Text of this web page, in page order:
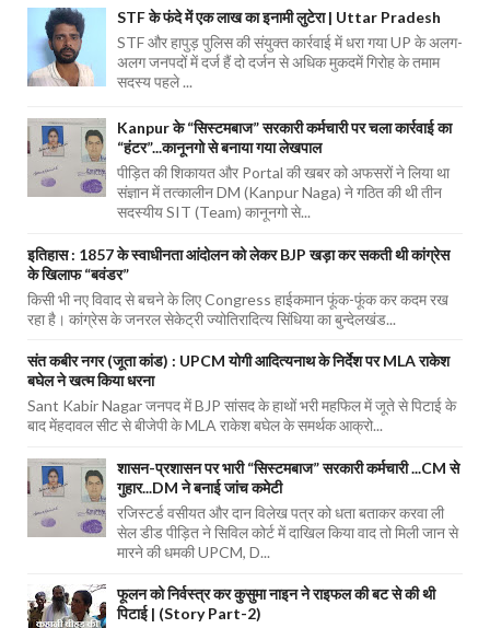
STF के फंदे में एक लाख का इनामी लुटेरा | Uttar Pradesh
STF और हापुड़ पुलिस की संयुक्त कार्रवाई में धरा गया UP के अलग-
अलग जनपदों में दर्ज हैं दो दर्जन से अधिक मुकदमें गिरोह के तमाम
सदस्य पहले ...
Kanpur के “सिस्टमबाज” सरकारी कर्मचारी पर चला कार्रवाई का
“हंटर”...कानूनगो से बनाया गया लेखपाल
पीड़ित की शिकायत और Portal की खबर को अफसरों ने लिया था
संज्ञान में तत्कालीन DM (Kanpur Naga) ने गठित की थी तीन
सदस्यीय SIT (Team) कानूनगो से...
इतिहास : 1857 के स्वाधीनता आंदोलन को लेकर BJP खड़ा कर सकती थी कांग्रेस
के खिलाफ “बवंडर”
किसी भी नए विवाद से बचने के लिए Congress हाईकमान फूंक-फूंक कर कदम रख
रहा है। कांग्रेस के जनरल सेकेट्री ज्योतिरादित्य सिंधिया का बुन्देलखंड...
संत कबीर नगर (जूता कांड) : UPCM योगी आदित्यनाथ के निर्देश पर MLA राकेश
बघेल ने खत्म किया धरना
Sant Kabir Nagar जनपद में BJP सांसद के हाथों भरी महफिल में जूते से पिटाई के
बाद मेंहदावल सीट से बीजेपी के MLA राकेश बघेल के समर्थक आक्रो...
शासन-प्रशासन पर भारी “सिस्टमबाज” सरकारी कर्मचारी ...CM से
गुहार...DM ने बनाई जांच कमेटी
रजिस्टर्ड वसीयत और दान विलेख पत्र को धता बताकर करवा ली
सेल डीड पीड़ित ने सिविल कोर्ट में दाखिल किया वाद तो मिली जान से
मारने की धमकी UPCM, D...
फूलन को निर्वस्त्र कर कुसुमा नाइन ने राइफल की बट से की थी
पिटाई | (Story Part-2)